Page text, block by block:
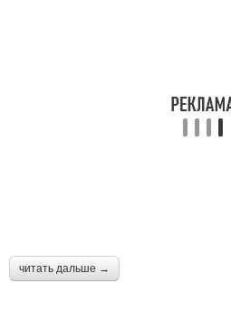
читать дальше →